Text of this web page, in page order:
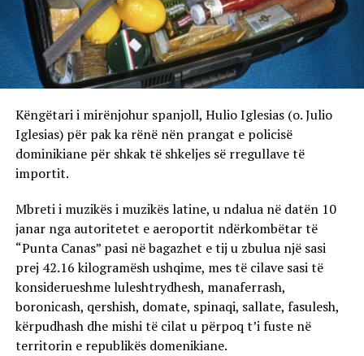
Këngëtari i mirënjohur spanjoll, Hulio Iglesias (o. Julio
Iglesias) për pak ka rënë nën prangat e policisë
dominikiane për shkak të shkeljes së rregullave të
importit.
Mbreti i muzikës i muzikës latine, u ndalua në datën 10
janar nga autoritetet e aeroportit ndërkombëtar të
“Punta Canas” pasi në bagazhet e tij u zbulua një sasi
prej 42.16 kilogramësh ushqime, mes të cilave sasi të
konsiderueshme luleshtrydhesh, manaferrash,
boronicash, qershish, domate, spinaqi, sallate, fasulesh,
kërpudhash dhe mishi të cilat u përpoq t’i fuste në
territorin e republikës domenikiane.